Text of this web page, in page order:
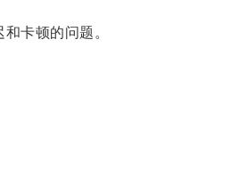
卡顿的问题。